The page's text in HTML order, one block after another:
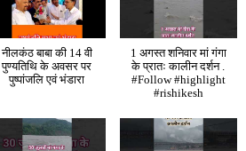
नीलकंठ बाबा की 14 वी
पुण्यतिथि के अवसर पर
पुष्पांजलि एवं भंडारा
1 अगस्त शनिवार मां गंगा
के प्रातः कालीन दर्शन .
#Follow #highlight
#rishikesh